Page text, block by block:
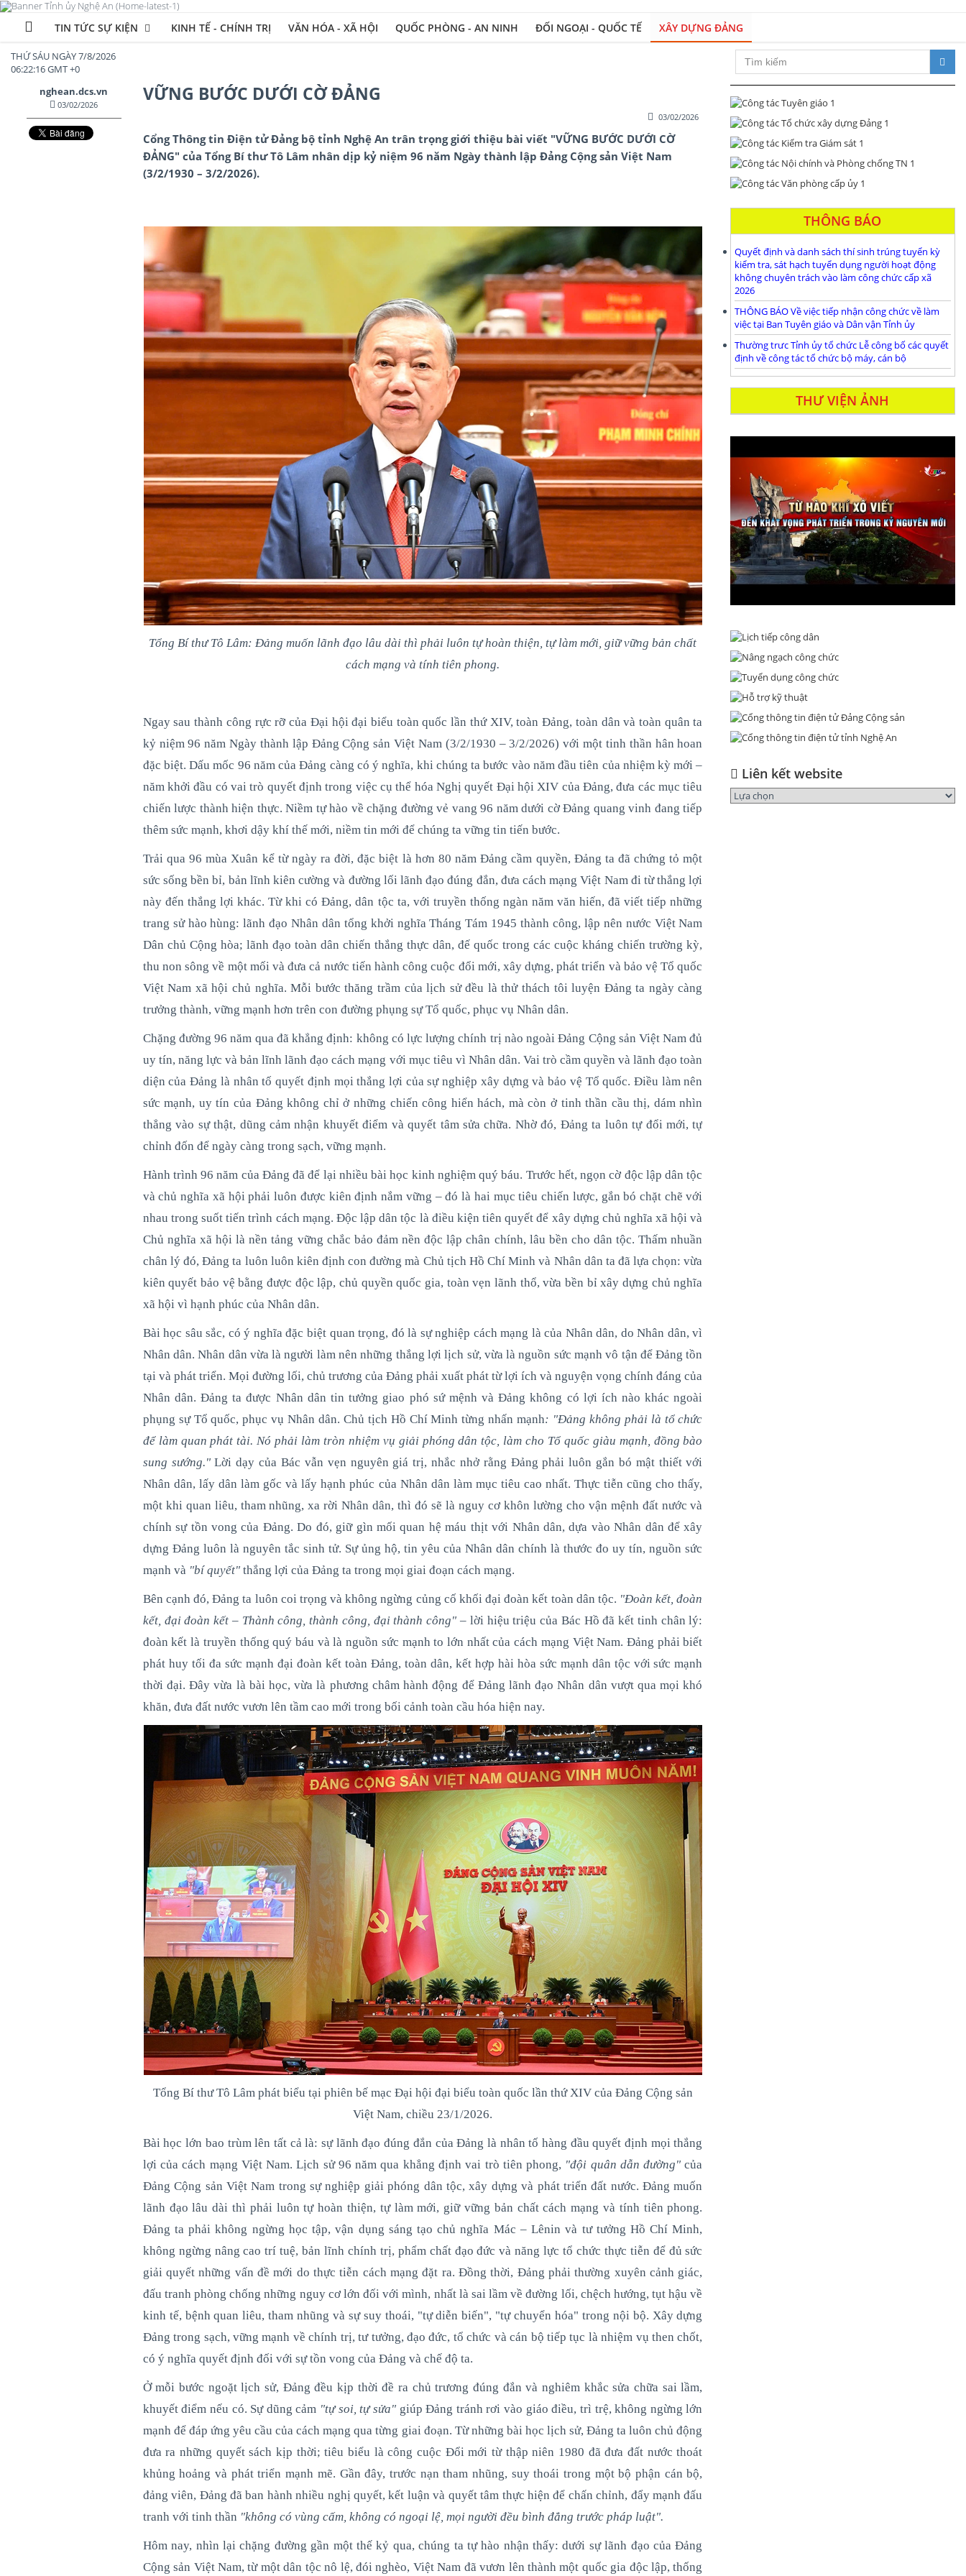
TIN TỨC SỰ KIỆN KINH TẾ - CHÍNH TRỊ VĂN HÓA - XÃ HỘI QUỐC PHÒNG - AN NINH ĐỐI NGOẠI - QUỐC TẾ XÂY DỰNG ĐẢNG
THỨ SÁU NGÀY 7/8/2026
06:22:17 GMT +0
Xây dựng Đảng bộ và hệ thống chính trị trong sạch, vững mạnh;
nghean.dcs.vn
03/02/2026 VỮNG BƯỚC DƯỚI CỜ ĐẢNG
03/02/2026
Cổng Thông tin Điện tử Đảng bộ tỉnh Nghệ An trân trọng giới thiệu bài viết "VỮNG BƯỚC DƯỚI CỜ
ĐẢNG" của Tổng Bí thư Tô Lâm nhân dịp kỷ niệm 96 năm Ngày thành lập Đảng Cộng sản Việt Nam
(3/2/1930 – 3/2/2026).
Tổng Bí thư Tô Lâm: Đảng muốn lãnh đạo lâu dài thì phải luôn tự hoàn thiện, tự làm mới, giữ vững bản chất
cách mạng và tính tiên phong.
Ngay sau thành công rực rỡ của Đại hội đại biểu toàn quốc lần thứ XIV, toàn Đảng, toàn dân và toàn quân ta
kỷ niệm 96 năm Ngày thành lập Đảng Cộng sản Việt Nam (3/2/1930 – 3/2/2026) với một tinh thần hân hoan
đặc biệt. Dấu mốc 96 năm của Đảng càng có ý nghĩa, khi chúng ta bước vào năm đầu tiên của nhiệm kỳ mới –
năm khởi đầu có vai trò quyết định trong việc cụ thể hóa Nghị quyết Đại hội XIV của Đảng, đưa các mục tiêu
chiến lược thành hiện thực. Niềm tự hào về chặng đường vẻ vang 96 năm dưới cờ Đảng quang vinh đang tiếp
thêm sức mạnh, khơi dậy khí thế mới, niềm tin mới để chúng ta vững tin tiến bước.
Trải qua 96 mùa Xuân kể từ ngày ra đời, đặc biệt là hơn 80 năm Đảng cầm quyền, Đảng ta đã chứng tỏ một
sức sống bền bỉ, bản lĩnh kiên cường và đường lối lãnh đạo đúng đắn, đưa cách mạng Việt Nam đi từ thắng lợi
này đến thắng lợi khác. Từ khi có Đảng, dân tộc ta, với truyền thống ngàn năm văn hiến, đã viết tiếp những
trang sử hào hùng: lãnh đạo Nhân dân tổng khởi nghĩa Tháng Tám 1945 thành công, lập nên nước Việt Nam
Dân chủ Cộng hòa; lãnh đạo toàn dân chiến thắng thực dân, đế quốc trong các cuộc kháng chiến trường kỳ,
thu non sông về một mối và đưa cả nước tiến hành công cuộc đổi mới, xây dựng, phát triển và bảo vệ Tổ quốc
Việt Nam xã hội chủ nghĩa. Mỗi bước thăng trầm của lịch sử đều là thử thách tôi luyện Đảng ta ngày càng
trưởng thành, vững mạnh hơn trên con đường phụng sự Tổ quốc, phục vụ Nhân dân.
Chặng đường 96 năm qua đã khẳng định: không có lực lượng chính trị nào ngoài Đảng Cộng sản Việt Nam đủ
uy tín, năng lực và bản lĩnh lãnh đạo cách mạng với mục tiêu vì Nhân dân. Vai trò cầm quyền và lãnh đạo toàn
diện của Đảng là nhân tố quyết định mọi thắng lợi của sự nghiệp xây dựng và bảo vệ Tổ quốc. Điều làm nên
sức mạnh, uy tín của Đảng không chỉ ở những chiến công hiển hách, mà còn ở tinh thần cầu thị, dám nhìn
thẳng vào sự thật, dũng cảm nhận khuyết điểm và quyết tâm sửa chữa. Nhờ đó, Đảng ta luôn tự đổi mới, tự
chỉnh đốn để ngày càng trong sạch, vững mạnh.
Hành trình 96 năm của Đảng đã để lại nhiều bài học kinh nghiệm quý báu. Trước hết, ngọn cờ độc lập dân tộc
và chủ nghĩa xã hội phải luôn được kiên định nắm vững – đó là hai mục tiêu chiến lược, gắn bó chặt chẽ với
nhau trong suốt tiến trình cách mạng. Độc lập dân tộc là điều kiện tiên quyết để xây dựng chủ nghĩa xã hội và
Chủ nghĩa xã hội là nền tảng vững chắc bảo đảm nền độc lập chân chính, lâu bền cho dân tộc. Thấm nhuần
chân lý đó, Đảng ta luôn luôn kiên định con đường mà Chủ tịch Hồ Chí Minh và Nhân dân ta đã lựa chọn: vừa
kiên quyết bảo vệ bằng được độc lập, chủ quyền quốc gia, toàn vẹn lãnh thổ, vừa bền bỉ xây dựng chủ nghĩa
xã hội vì hạnh phúc của Nhân dân.
Bài học sâu sắc, có ý nghĩa đặc biệt quan trọng, đó là sự nghiệp cách mạng là của Nhân dân, do Nhân dân, vì
Nhân dân. Nhân dân vừa là người làm nên những thắng lợi lịch sử, vừa là nguồn sức mạnh vô tận để Đảng tồn
tại và phát triển. Mọi đường lối, chủ trương của Đảng phải xuất phát từ lợi ích và nguyện vọng chính đáng của
Nhân dân. Đảng ta được Nhân dân tin tưởng giao phó sứ mệnh và Đảng không có lợi ích nào khác ngoài
phụng sự Tổ quốc, phục vụ Nhân dân. Chủ tịch Hồ Chí Minh từng nhấn mạnh: "Đảng không phải là tổ chức
để làm quan phát tài. Nó phải làm tròn nhiệm vụ giải phóng dân tộc, làm cho Tổ quốc giàu mạnh, đồng bào
sung sướng."Lời dạy của Bác vẫn vẹn nguyên giá trị, nhắc nhở rằng Đảng phải luôn gắn bó mật thiết với
Nhân dân, lấy dân làm gốc và lấy hạnh phúc của Nhân dân làm mục tiêu cao nhất. Thực tiễn cũng cho thấy,
một khi quan liêu, tham nhũng, xa rời Nhân dân, thì đó sẽ là nguy cơ khôn lường cho vận mệnh đất nước và
chính sự tồn vong của Đảng. Do đó, giữ gìn mối quan hệ máu thịt với Nhân dân, dựa vào Nhân dân để xây
dựng Đảng luôn là nguyên tắc sinh tử. Sự ủng hộ, tin yêu của Nhân dân chính là thước đo uy tín, nguồn sức
mạnh và "bí quyết"thắng lợi của Đảng ta trong mọi giai đoạn cách mạng.
Bên cạnh đó, Đảng ta luôn coi trọng và không ngừng củng cố khối đại đoàn kết toàn dân tộc. "Đoàn kết, đoàn
kết, đại đoàn kết – Thành công, thành công, đại thành công" – lời hiệu triệu của Bác Hồ đã kết tinh chân lý:
đoàn kết là truyền thống quý báu và là nguồn sức mạnh to lớn nhất của cách mạng Việt Nam. Đảng phải biết
phát huy tối đa sức mạnh đại đoàn kết toàn Đảng, toàn dân, kết hợp hài hòa sức mạnh dân tộc với sức mạnh
thời đại. Đây vừa là bài học, vừa là phương châm hành động để Đảng lãnh đạo Nhân dân vượt qua mọi khó
khăn, đưa đất nước vươn lên tầm cao mới trong bối cảnh toàn cầu hóa hiện nay.
Tổng Bí thư Tô Lâm phát biểu tại phiên bế mạc Đại hội đại biểu toàn quốc lần thứ XIV của Đảng Cộng sản
Việt Nam, chiều 23/1/2026.
Bài học lớn bao trùm lên tất cả là: sự lãnh đạo đúng đắn của Đảng là nhân tố hàng đầu quyết định mọi thắng
lợi của cách mạng Việt Nam. Lịch sử 96 năm qua khẳng định vai trò tiên phong, "đội quân dẫn đường" của
Đảng Cộng sản Việt Nam trong sự nghiệp giải phóng dân tộc, xây dựng và phát triển đất nước. Đảng muốn
lãnh đạo lâu dài thì phải luôn tự hoàn thiện, tự làm mới, giữ vững bản chất cách mạng và tính tiên phong.
Đảng ta phải không ngừng học tập, vận dụng sáng tạo chủ nghĩa Mác – Lênin và tư tưởng Hồ Chí Minh,
không ngừng nâng cao trí tuệ, bản lĩnh chính trị, phẩm chất đạo đức và năng lực tổ chức thực tiễn để đủ sức
giải quyết những vấn đề mới do thực tiễn cách mạng đặt ra. Đồng thời, Đảng phải thường xuyên cảnh giác,
đấu tranh phòng chống những nguy cơ lớn đối với mình, nhất là sai lầm về đường lối, chệch hướng, tụt hậu về
kinh tế, bệnh quan liêu, tham nhũng và sự suy thoái, "tự diễn biến", "tự chuyển hóa" trong nội bộ. Xây dựng
Đảng trong sạch, vững mạnh về chính trị, tư tưởng, đạo đức, tổ chức và cán bộ tiếp tục là nhiệm vụ then chốt,
có ý nghĩa quyết định đối với sự tồn vong của Đảng và chế độ ta.
Ở mỗi bước ngoặt lịch sử, Đảng đều kịp thời đề ra chủ trương đúng đắn và nghiêm khắc sửa chữa sai lầm,
khuyết điểm nếu có. Sự dũng cảm "tự soi, tự sửa"giúp Đảng tránh rơi vào giáo điều, trì trệ, không ngừng lớn
mạnh để đáp ứng yêu cầu của cách mạng qua từng giai đoạn. Từ những bài học lịch sử, Đảng ta luôn chủ động
đưa ra những quyết sách kịp thời; tiêu biểu là công cuộc Đổi mới từ thập niên 1980 đã đưa đất nước thoát
khủng hoảng và phát triển mạnh mẽ. Gần đây, trước nạn tham nhũng, suy thoái trong một bộ phận cán bộ,
đảng viên, Đảng đã ban hành nhiều nghị quyết, kết luận và quyết tâm thực hiện để chấn chỉnh, đẩy mạnh đấu
tranh với tinh thần "không có vùng cấm, không có ngoại lệ, mọi người đều bình đẳng trước pháp luật".
Hôm nay, nhìn lại chặng đường gần một thế kỷ qua, chúng ta tự hào nhận thấy: dưới sự lãnh đạo của Đảng
Cộng sản Việt Nam, từ một dân tộc nô lệ, đói nghèo, Việt Nam đã vươn lên thành một quốc gia độc lập, thống
THÔNG BÁO
Quyết định và danh sách thí sinh trúng tuyển kỳ
kiểm tra, sát hạch tuyển dụng người hoạt động
không chuyên trách vào làm công chức cấp xã
2026
THÔNG BÁO Về việc tiếp nhận công chức về làm
việc tại Ban Tuyên giáo và Dân vận Tỉnh ủy
Thường trưc Tỉnh ủy tổ chức Lễ công bố các quyết
định về công tác tổ chức bộ máy, cán bộ
THƯ VIỆN ẢNH
Liên kết website